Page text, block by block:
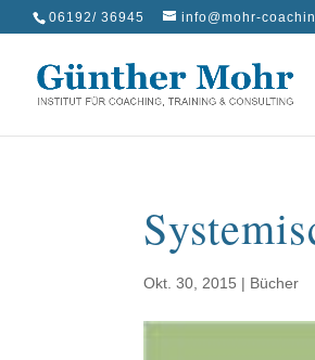
06192/ 36945 info@mohr-
Okt. 30, 2015 | Bücher